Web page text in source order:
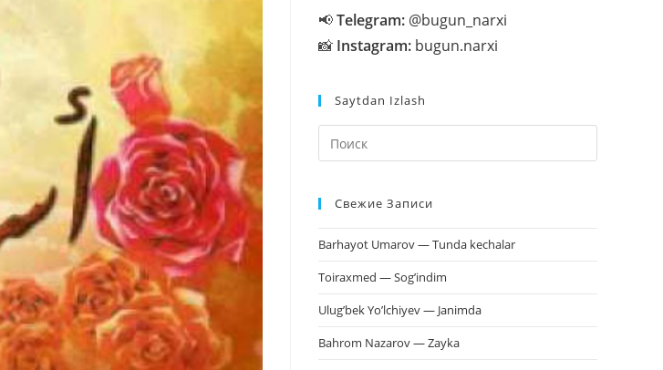
📢Telegram: @bugun_narxi
📸 Instagram: bugun.narxi
Saytdan Izlash
клавишу
Свежие Записи
Barhayot Umarov — Tunda kechalar
Toiraxmed — Sog’indim
Ulug’bek Yo’lchiyev — Janimda
Bahrom Nazarov — Zayka